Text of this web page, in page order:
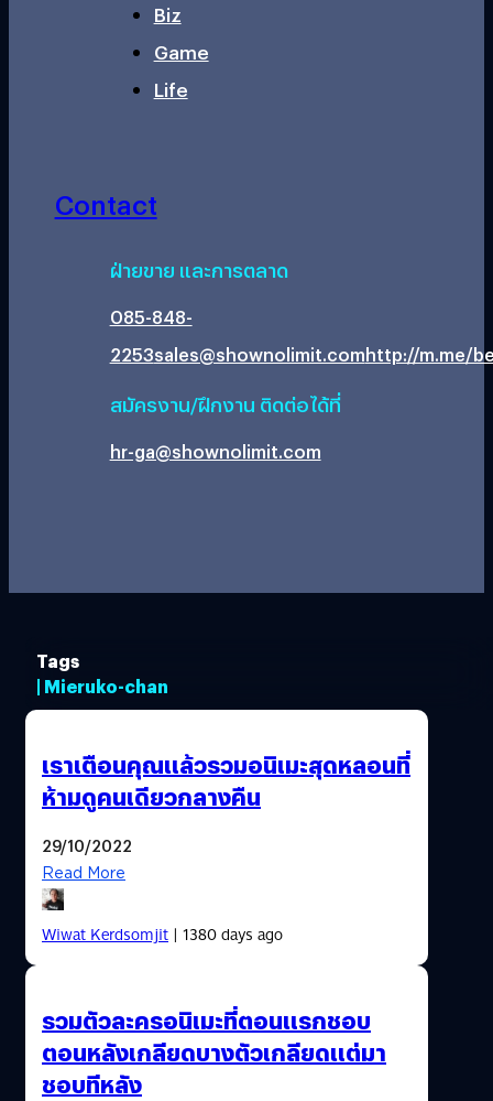
Biz
Game
Life
Contact
ฝ่ายขาย และการตลาด
085-848-
2253sales@shownolimit.comhttp://m.me/
สมัครงาน/ฝึกงาน ติดต่อได้ที่
hr-ga@shownolimit.com
Tags
| Mieruko-chan
เราเตือนคุณแล้วรวมอนิเมะสุดหลอนที่
ห้ามดูคนเดียวกลางคืน
29/10/2022
Read More
Wiwat Kerdsomjit| 1380 days ago
รวมตัวละครอนิเมะที่ตอนแรกชอบ
ตอนหลังเกลียดบางตัวเกลียดแต่มา
ชอบทีหลัง